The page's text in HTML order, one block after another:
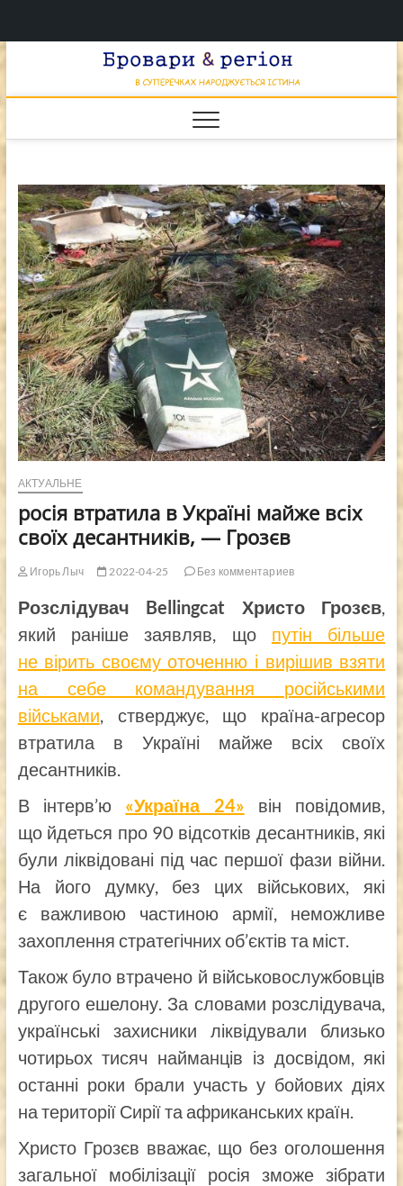
Перейти
НАРОДЖУЄТЬСЯ
АКТУАЛЬНЕ
росія втратила в Україні майже всіх
своїх десантників, — Грозєв
Игорь Лыч 2022-04-25 Без комментариев
Розслідувач Bellingcat Христо Грозєв
який раніше заявляв, що путін більше
не вірить своєму оточенню і вирішив взяти
на себе командування російськими
військами , стверджує, що країна-агресор
втратила в Україні майже всіх своїх
десантників.
В інтерв’ю «Україна 24» він повідомив,
що йдеться про 90 відсотків десантників, які
були ліквідовані під час першої фази війни.
На його думку, без цих військових, які
є важливою частиною армії, неможливе
захоплення стратегічних об’єктів та міст.
Також було втрачено й військовослужбовців
другого ешелону. За словами розслідувача,
українські захисники ліквідували близько
чотирьох тисяч найманців із досвідом, які
останні роки брали участь у бойових діях
на території Сирії та африканських країн.
Христо Грозєв вважає, що без оголошення
загальної мобілізації росія зможе зібрати